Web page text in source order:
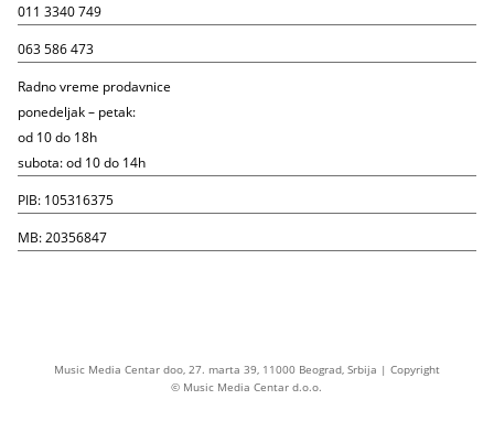
011 3340 749
063 586 473
Radno vreme prodavnice
ponedeljak – petak:
od 10 do 18h
subota: od 10 do 14h
PIB: 105316375
MB: 20356847
Music Media Centar doo, 27. marta 39, 11000 Beograd, Srbija | Copyright
© Music Media Centar d.o.o.